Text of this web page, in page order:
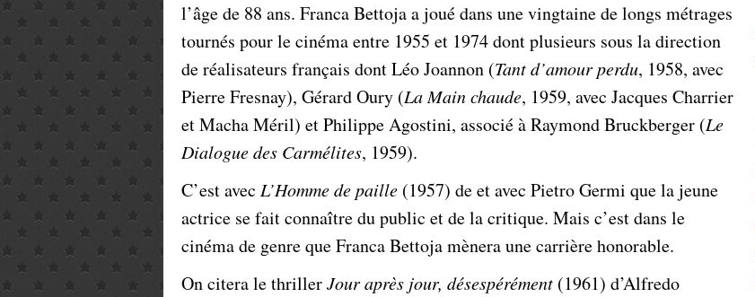
l’âge de 88 ans. Franca Bettoja a joué dans une vingtaine de longs métrages
tournés pour le cinéma entre 1955 et 1974 dont plusieurs sous la direction
de réalisateurs français dont Léo Joannon (Tant d’amour perdu, 1958, avec
Pierre Fresnay), Gérard Oury (La Main chaude, 1959, avec Jacques Charrier
et Macha Méril) et Philippe Agostini, associé à Raymond Bruckberger (Le
Dialogue des Carmélites, 1959).
C’est avec L’Homme de paille (1957) de et avec Pietro Germi que la jeune
actrice se fait connaître du public et de la critique. Mais c’est dans le
cinéma de genre que Franca Bettoja mènera une carrière honorable.
On citera le thrillerJour après jour, désespérément (1961) d’Alfredo